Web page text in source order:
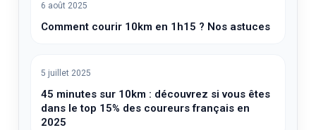
6 août 2025
Comment courir 10km en 1h15 ? Nos astuces
5 juillet 2025
45 minutes sur 10km : découvrez si vous êtes
dans le top 15% des coureurs français en
2025